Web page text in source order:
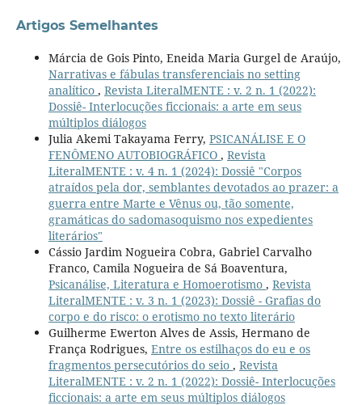
Artigos Semelhantes
Márcia de Gois Pinto, Eneida Maria Gurgel de Araújo,
Narrativas e fábulas transferenciais no setting
analítico , Revista LiteralMENTE : v. 2 n. 1 (2022):
Dossiê- Interlocuções ficcionais: a arte em seus
múltiplos diálogos
Julia Akemi Takayama Ferry, PSICANÁLISE E O
FENÔMENO AUTOBIOGRÁFICO , Revista
LiteralMENTE : v. 4 n. 1 (2024): Dossiê "Corpos
atraídos pela dor, semblantes devotados ao prazer: a
guerra entre Marte e Vênus ou, tão somente,
gramáticas do sadomasoquismo nos expedientes
literários"
Cássio Jardim Nogueira Cobra, Gabriel Carvalho
Franco, Camila Nogueira de Sá Boaventura,
Psicanálise, Literatura e Homoerotismo , Revista
LiteralMENTE : v. 3 n. 1 (2023): Dossiê - Grafias do
corpo e do risco: o erotismo no texto literário
Guilherme Ewerton Alves de Assis, Hermano de
França Rodrigues, Entre os estilhaços do eu e os
fragmentos persecutórios do seio , Revista
LiteralMENTE : v. 2 n. 1 (2022): Dossiê- Interlocuções
ficcionais: a arte em seus múltiplos diálogos